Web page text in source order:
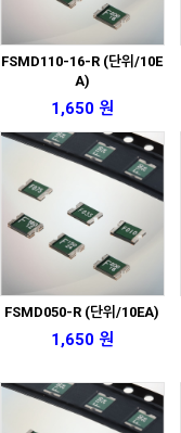
FSMD110-16-R (단위/10E
A)
1,650 원
FSMD050-R (단위/10EA)
1,650 원